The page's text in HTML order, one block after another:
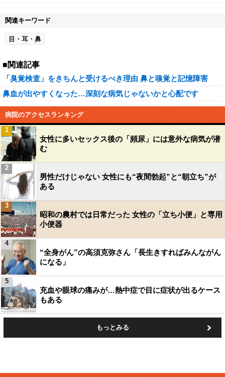
関連キーワード
目・耳・鼻
■関連記事
「臭覚検査」をきちんと受けるべき理由 鼻と嗅覚と記憶障害
鼻血が出やすくなった…深刻な病気じゃないかと心配です
病院のアクセスランキング
女性に多いセックス後の「頻尿」には意外な病気が潜
む
1
男性だけじゃない 女性にも“夜間勃起”と“朝立ち”が
ある
2
昭和の農村では日常だった 女性の「立ち小便」と専用
小便器
3
“全身がん”の高須克弥さん「長生きすればみんながん
になる」
4
充血や眼球の痛みが…熱中症で目に症状が出るケース
もある
5
もっとみる